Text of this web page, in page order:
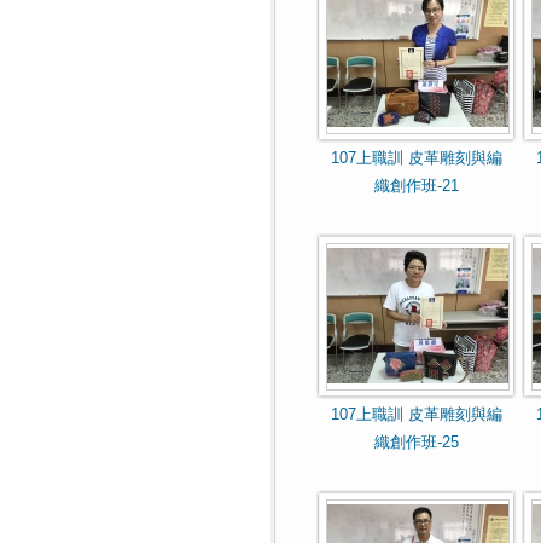
107上職訓 皮革雕刻與編
織創作班-21
107上職訓 皮革雕刻與編
織創作班-25